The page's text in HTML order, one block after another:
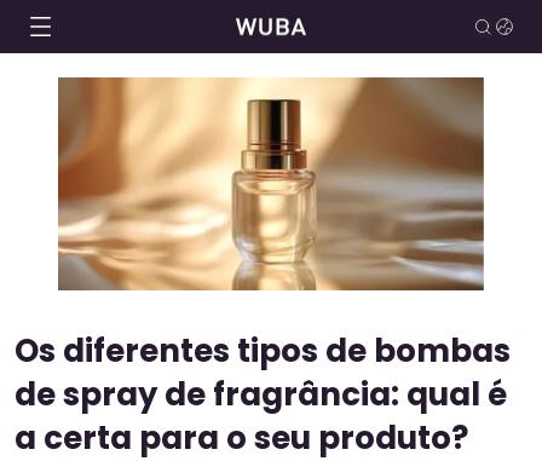
Os diferentes tipos de bombas
de spray de fragrância: qual é
a certa para o seu produto?